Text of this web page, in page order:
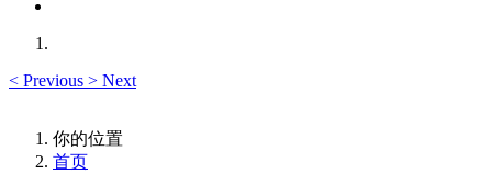
< Previous > Next
你的位置
首页